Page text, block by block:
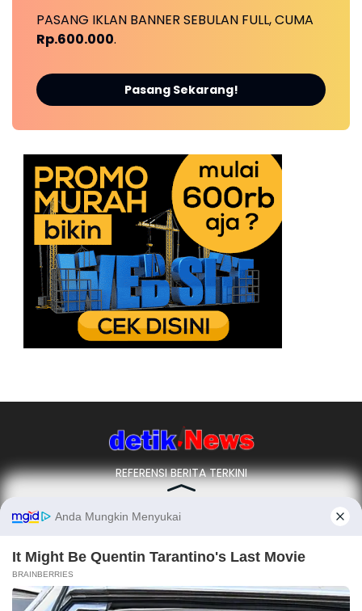
PASANG IKLAN BANNER SEBULAN FULL, CUMA
Rp.600.000.
Pasang Sekarang!
REFERENSI BERITA TERKINI
Ikuti Kami
REDAKSITENTANG KAMIPEDOMAN MEDIA SIBER